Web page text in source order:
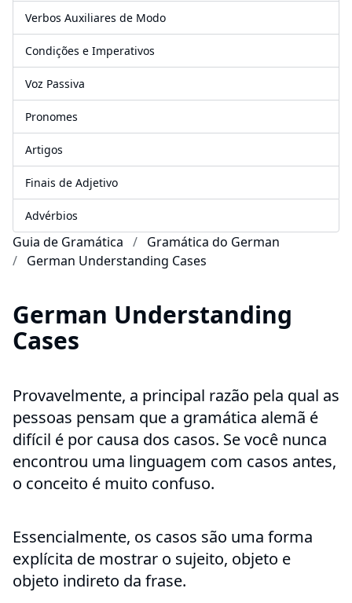
Guia de Gramática
Gramática do German
German Understanding Cases
German Understanding
Cases
Provavelmente, a principal razão pela qual as
pessoas pensam que a gramática alemã é
difícil é por causa dos casos. Se você nunca
encontrou uma linguagem com casos antes,
o conceito é muito confuso.
Essencialmente, os casos são uma forma
explícita de mostrar o sujeito, objeto e
objeto indireto da frase.
Verbos Auxiliares de Modo
Condições e Imperativos
Voz Passiva
Pronomes
Artigos
Finais de Adjetivo
Advérbios